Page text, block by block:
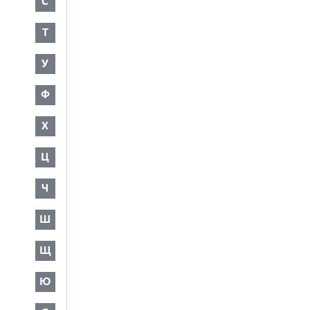
Т
У
Ф
Х
Ц
Ч
Ш
Щ
Ю